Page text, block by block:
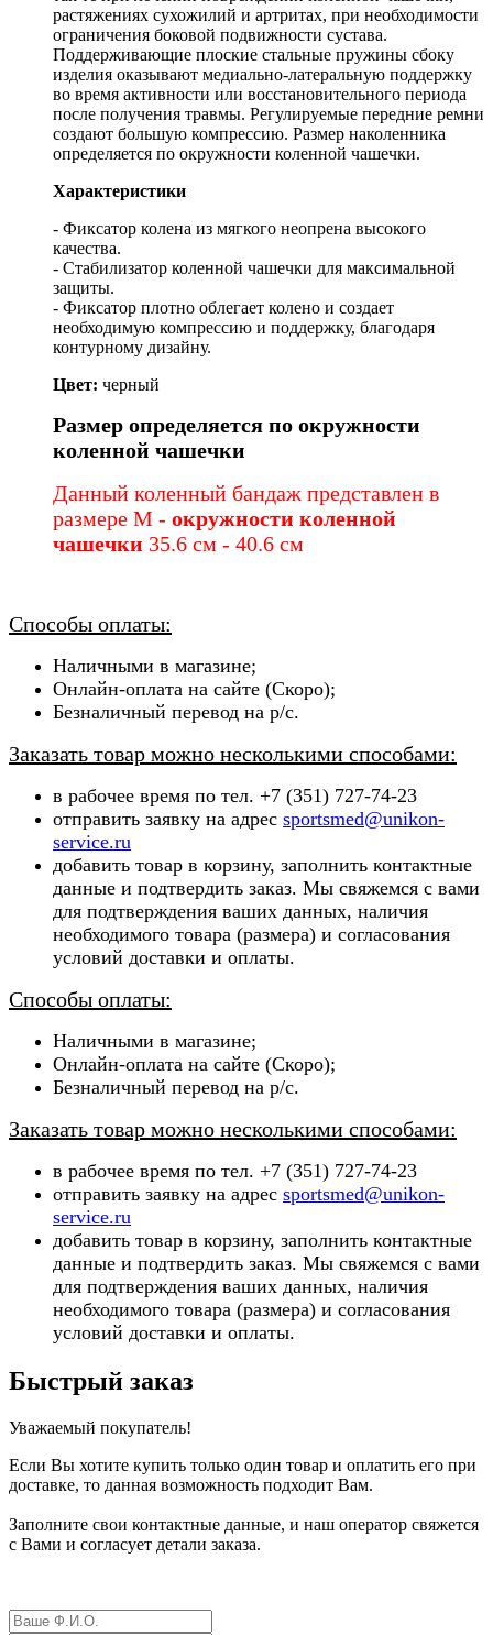
растяжениях сухожилий и артритах, при необходимости
ограничения боковой подвижности сустава.
Поддерживающие плоские стальные пружины сбоку
изделия оказывают медиально-латеральную поддержку
во время активности или восстановительного периода
после получения травмы. Регулируемые передние ремни
создают большую компрессию. Размер наколенника
определяется по окружности коленной чашечки.
Характеристики
- Фиксатор колена из мягкого неопрена высокого
качества.
- Стабилизатор коленной чашечки для максимальной
защиты.
- Фиксатор плотно облегает колено и создает
необходимую компрессию и поддержку, благодаря
контурному дизайну.
Цвет: черный
Размер определяется по окружности
коленной чашечки
Данный коленный бандаж представлен в
размере M - окружности коленной
чашечки 35.6 см - 40.6 см
Способы оплаты:
Наличными в магазине;
Онлайн-оплата на сайте (Скоро);
Безналичный перевод на р/с.
Заказать товар можно несколькими способами:
в рабочее время по тел. +7 (351) 727-74-23
отправить заявку на адрес sportsmed@unikon-
service.ru
добавить товар в корзину, заполнить контактные
данные и подтвердить заказ. Мы свяжемся с вами
для подтверждения ваших данных, наличия
необходимого товара (размера) и согласования
условий доставки и оплаты.
Способы оплаты:
Наличными в магазине;
Онлайн-оплата на сайте (Скоро);
Безналичный перевод на р/с.
Заказать товар можно несколькими способами:
в рабочее время по тел. +7 (351) 727-74-23
отправить заявку на адрес sportsmed@unikon-
service.ru
добавить товар в корзину, заполнить контактные
данные и подтвердить заказ. Мы свяжемся с вами
для подтверждения ваших данных, наличия
необходимого товара (размера) и согласования
условий доставки и оплаты.
Быстрый заказ
Уважаемый покупатель!
Если Вы хотите купить только один товар и оплатить его при
доставке, то данная возможность подходит Вам.
Заполните свои контактные данные, и наш оператор свяжется
с Вами и согласует детали заказа.